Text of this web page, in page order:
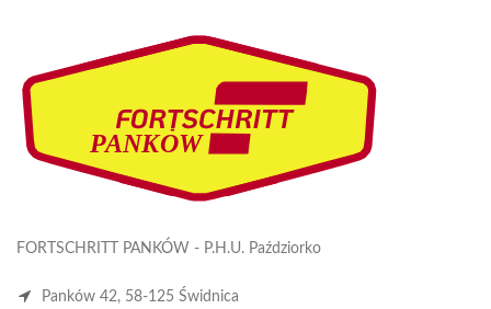
FORTSCHRITT PANKÓW - P.H.U. Paździorko
Panków 42, 58-125 Świdnica